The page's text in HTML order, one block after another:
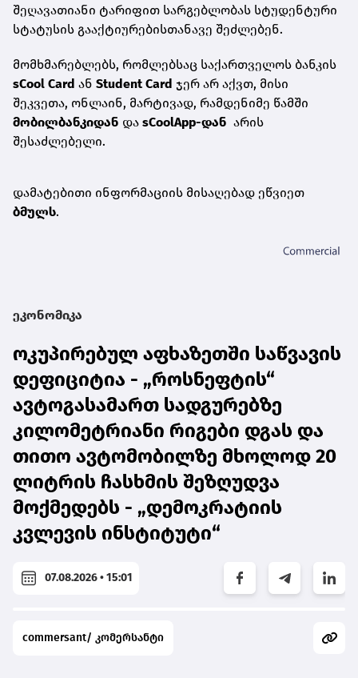
შეღავათიანი ტარიფით სარგებლობას სტუდენტური
სტატუსის გააქტიურებისთანავე შეძლებენ.
მომხმარებლებს, რომლებსაც საქართველოს ბანკის
sCool Card ან Student Card ჯერ არ აქვთ, მისი
შეკვეთა, ონლაინ, მარტივად, რამდენიმე წამში
მობილბანკიდან და sCoolApp-დან არის
შესაძლებელი.
დამატებითი ინფორმაციის მისაღებად ეწვიეთ
ბმულს.
ეკონომიკა
ოკუპირებულ აფხაზეთში საწვავის
დეფიციტია - „როსნეფტის“
ავტოგასამართ სადგურებზე
კილომეტრიანი რიგები დგას და
თითო ავტომობილზე მხოლოდ 20
ლიტრის ჩასხმის შეზღუდვა
მოქმედებს - „დემოკრატიის
კვლევის ინსტიტუტი“
07.08.2026 • 15:01
commersant/ კომერსანტი